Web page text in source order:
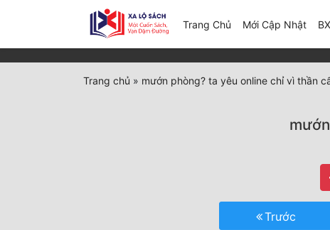
Trang Chủ Mới Cập Nhật
Trang chủ » mướn phòng? ta yêu online chỉ vì thần
Trước